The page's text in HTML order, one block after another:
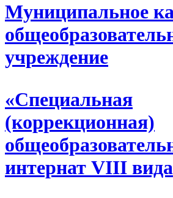
Муниципальное
учреждение
«Специальная
(коррекционная)
интернат VIII вида